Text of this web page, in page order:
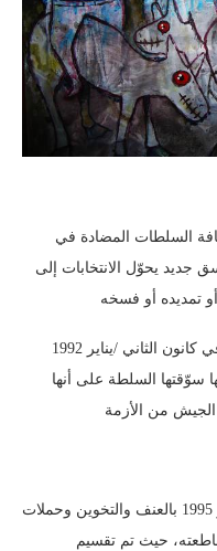
السلطات المضادة في
يحوّل الانتخابات إلى
في كانون الثاني /يناير 1992
السلطة على أنها
تمّ فرض اقتراع 16 تشرين الثاني/ نوفمبر 1995 بالعنف والتخوين وحملات
حيث تم تقسيم